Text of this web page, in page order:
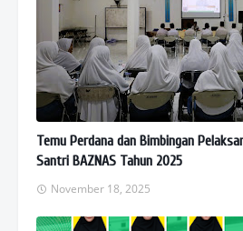
Temu Perdana dan Bimbingan
Santri BAZNAS Tahun 2025
November 18, 2025